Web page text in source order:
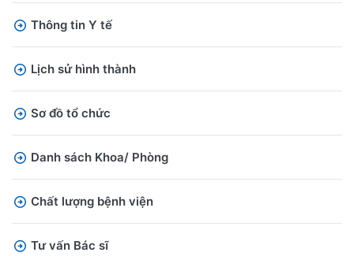
Thông tin Y tế
Lịch sử hình thành
Sơ đồ tổ chức
Danh sách Khoa/ Phòng
Chất lượng bệnh viện
Tư vấn Bác sĩ